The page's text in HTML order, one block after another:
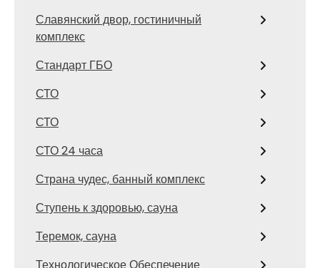
Славянский двор, гостиничный
комплекс
Стандарт ГБО
СТО
СТО
СТО 24 часа
Страна чудес, банный комплекс
Ступень к здоровью, сауна
Теремок, сауна
Технологическое Обеспечение